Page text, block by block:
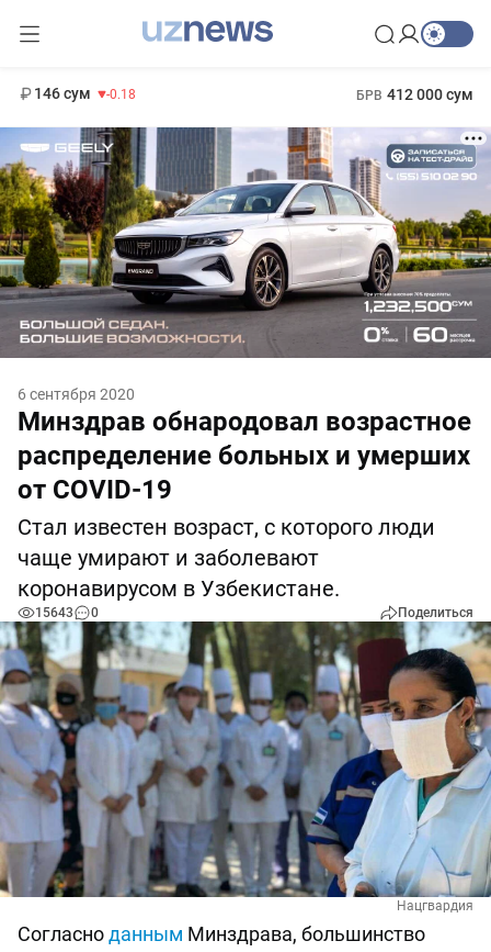
146 сум -0.18 БРВ 412 000 сум
6 сентября 2020
Минздрав обнародовал возрастное
распределение больных и умерших
от COVID-19
Стал известен возраст, с которого люди
чаще умирают и заболевают
коронавирусом в Узбекистане.
15643 0 Поделиться
Нацгвардия
Согласноданным Минздрава, большинство